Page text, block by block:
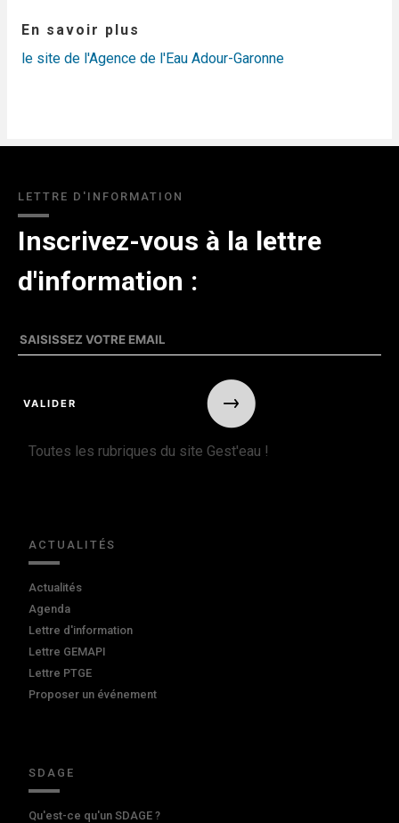
En savoir plus
le site de l'Agence de l'Eau Adour-Garonne
LETTRE D'INFORMATION
Inscrivez-vous à la lettre
d'information :
Toutes les rubriques du site Gest'eau !
ACTUALITÉS
Actualités
Agenda
Lettre d'information
Lettre GEMAPI
Lettre PTGE
Proposer un événement
SDAGE
Qu'est-ce qu'un SDAGE ?